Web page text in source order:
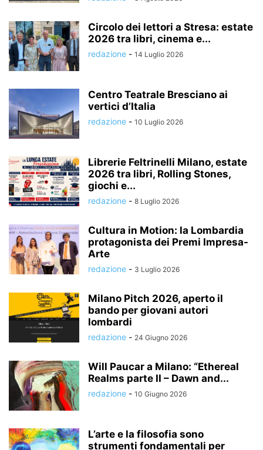
Circolo dei lettori a Stresa: estate
2026 tra libri, cinema e...
redazione - 14 Luglio 2026
Centro Teatrale Bresciano ai
vertici d’Italia
redazione - 10 Luglio 2026
Librerie Feltrinelli Milano, estate
2026 tra libri, Rolling Stones,
giochi e...
redazione - 8 Luglio 2026
Cultura in Motion: la Lombardia
protagonista dei Premi Impresa-
Arte
redazione - 3 Luglio 2026
Milano Pitch 2026, aperto il
bando per giovani autori
lombardi
redazione - 24 Giugno 2026
Will Paucar a Milano: “Ethereal
Realms parte II – Dawn and...
redazione - 10 Giugno 2026
L’arte e la filosofia sono
strumenti fondamentali per